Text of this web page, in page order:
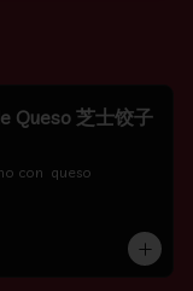
Queso 芝士饺子
con  queso